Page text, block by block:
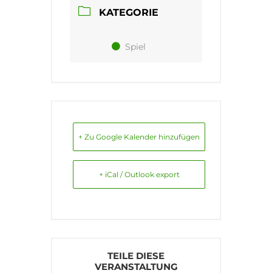
KATEGORIE
Spiel
+ Zu Google Kalender hinzufügen
+ iCal / Outlook export
TEILE DIESE
VERANSTALTUNG